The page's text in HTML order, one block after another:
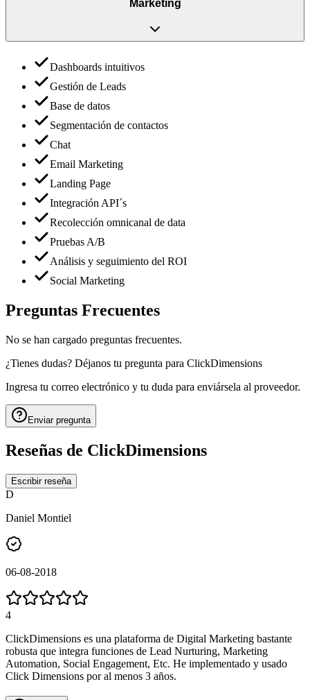
Marketing
Dashboards intuitivos
Gestión de Leads
Base de datos
Segmentación de contactos
Chat
Email Marketing
Landing Page
Integración API´s
Recolección omnicanal de data
Pruebas A/B
Análisis y seguimiento del ROI
Social Marketing
Preguntas Frecuentes
No se han cargado preguntas frecuentes.
¿Tienes dudas? Déjanos tu pregunta para ClickDimensions
Ingresa tu correo electrónico y tu duda para enviársela al proveedor.
Enviar pregunta
Reseñas de ClickDimensions
Escribir reseña
D
Daniel Montiel
06-08-2018
4
ClickDimensions es una plataforma de Digital Marketing bastante
robusta que integra funciones de Lead Nurturing, Marketing
Automation, Social Engagement, Etc. He implementado y usado
Click Dimensions por al menos 3 años.